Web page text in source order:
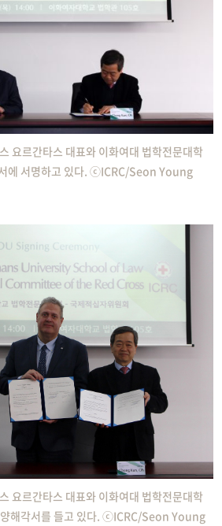
요르간타스 대표와 이화여대 법학전문대학
에 서명하고 있다. ⓒICRC/Seon Young
요르간타스 대표와 이화여대 법학전문대학
양해각서를 들고 있다. ⓒICRC/Seon Young